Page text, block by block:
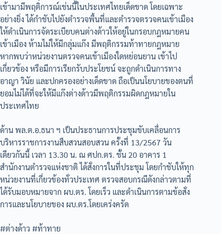
เข้ามามีพฤติการณ์เช่นนี้ในประเทศไทยเด็ดขาด โดยเฉพาะ
อย่างยิ่ง ได้กำชับไปยังตำรวจพื้นที่และตำรวจตรวจคนเข้าเมือง
ให้ดำเนินการจัดระเบียบคนต่างด้าวให้อยู่ในกรอบกฎหมายคน
เข้าเมือง ห้ามไม่ให้มีกลุ่มแก๊ง มีพฤติกรรมท้าทายกฎหมาย
หากพบว่าหน่วยงานตรวจคนเข้าเมืองใดหย่อนยาน เข้าไป
เกี่ยวข้อง หรือมีการเรียกรับประโยชน์ จะถูกดำเนินการทาง
อาญา วินัย และปกครองอย่างเด็ดขาด ถือเป็นนโยบายของตนที่
ยอมไม่ได้ที่จะให้มีแก๊งต่างด้าวมีพฤติกรรมผิดกฎหมายใน
ประเทศไทย
ด้าน พล.ต.อ.ธนา ฯ เป็นประธานการประชุมขับเคลื่อนการ
บริหารราชการงานสืบสวนสอบสวน ครั้งที่ 13/2567 วัน
เดียวกันนี้ เวลา 13.30 น. ณ ศปก.ตร. ชั้น 20 อาคาร 1
สำนักงานตำรวจแห่งชาติ ได้สั่งการในที่ประชุม โดยกำชับให้ทุก
หน่วยงานที่เกี่ยวข้องทั่วประเทศ ตรวจสอบกรณีดังกล่าวตามที่
ได้รับมอบหมายจาก ผบ.ตร. โดยเร็ว และดำเนินการตามข้อสั่ง
การและนโยบายของ ผบ.ตร.โดยเคร่งครัด
#ต่างด้าว #ท้าทาย